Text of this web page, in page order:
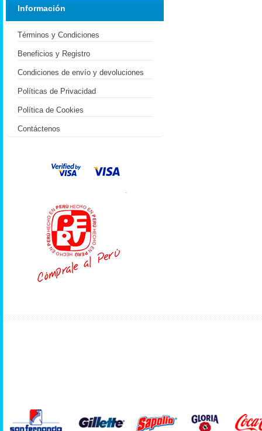
Información
Términos y Condiciones
Beneficios y Registro
Condiciones de envío y devoluciones
Políticas de Privacidad
Política de Cookies
Contáctenos
.